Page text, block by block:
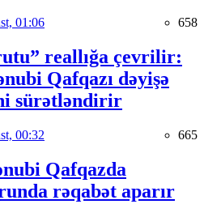
01:06 658
reallığa çevrilir:
Qafqazı dəyişə
sürətləndirir
00:32 665
Qafqazda
rəqabət aparır